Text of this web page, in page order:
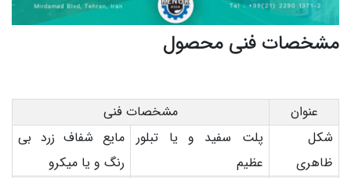
مشخصات فنی محصول
عنوان
مشخصات فنی
شکل
ظاهری
پلت سفید و یا تبلور
عظیم
مایع شفاف زرد بی
رنگ و یا میکرو